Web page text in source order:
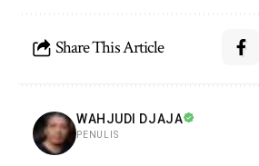
Share This Article
WAHJUDI DJAJA
PENULIS